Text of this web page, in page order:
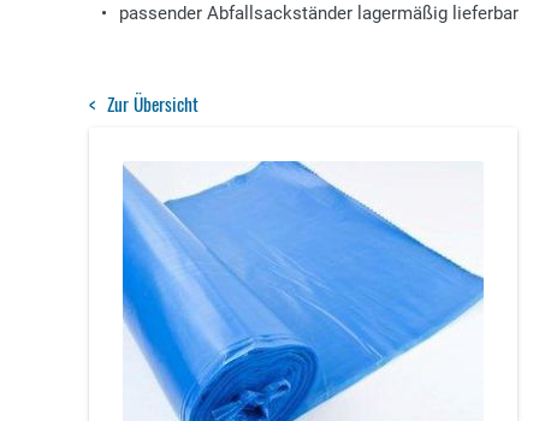
passender Abfallsackständer lagermäßig lieferbar
Zur Übersicht